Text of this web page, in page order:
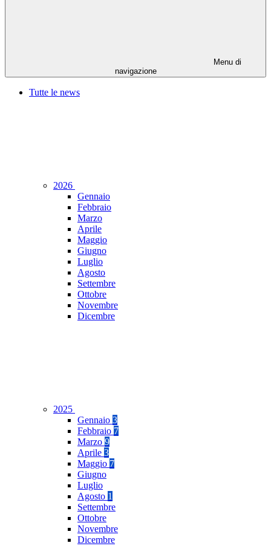
Menu di
navigazione
Tutte le news
2026
Gennaio
Febbraio
Marzo
Aprile
Maggio
Giugno
Luglio
Agosto
Settembre
Ottobre
Novembre
Dicembre
2025
Gennaio 3
Febbraio 7
Marzo 9
Aprile 3
Maggio 7
Giugno
Luglio
Agosto 1
Settembre
Ottobre
Novembre
Dicembre